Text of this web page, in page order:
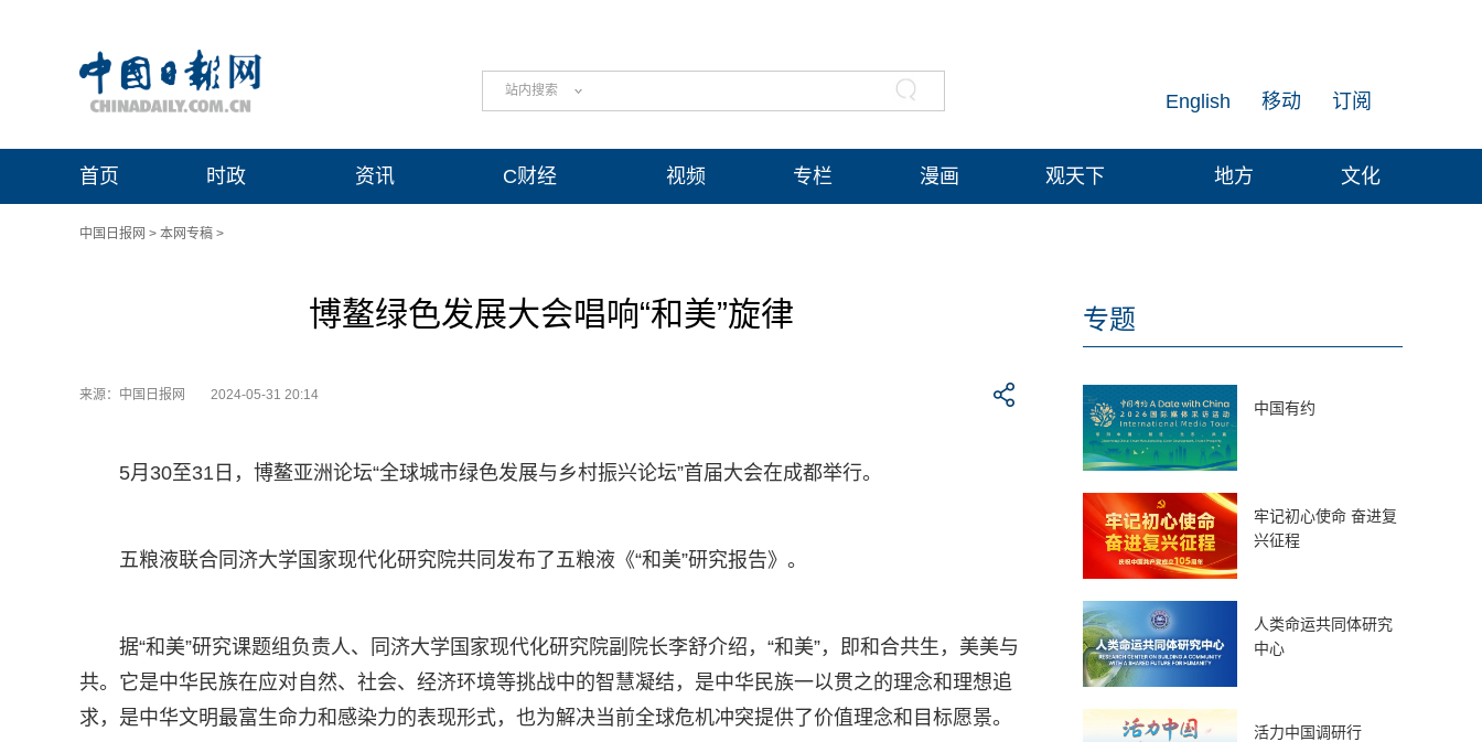
站内搜索 订阅
移动
English
首页 时政 资讯 C财经 视频 专栏 漫画 观天下 地方 文化
中国日报网 > 本网专稿 >
博鳌绿色发展大会唱响“和美”旋律
来源：中国日报网 2024-05-31 20:14
5月30至31日，博鳌亚洲论坛“全球城市绿色发展与乡村振兴论坛”首届大会在成都举行。
五粮液联合同济大学国家现代化研究院共同发布了五粮液《“和美”研究报告》。
据“和美”研究课题组负责人、同济大学国家现代化研究院副院长李舒介绍，“和美”，即和合共生，美美与
共。它是中华民族在应对自然、社会、经济环境等挑战中的智慧凝结，是中华民族一以贯之的理念和理想追
求，是中华文明最富生命力和感染力的表现形式，也为解决当前全球危机冲突提供了价值理念和目标愿景。
专题
中国有约
牢记初心使命 奋进复
兴征程
人类命运共同体研究
中心
活力中国调研行